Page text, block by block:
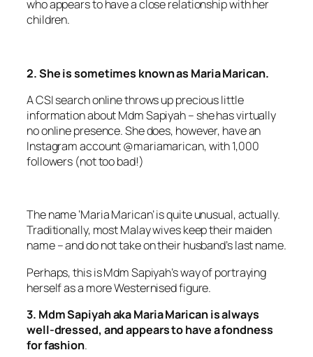
who appears to have a close relationship with her
children.
2. She is sometimes known as Maria Marican.
A CSI search online throws up precious little
information about Mdm Sapiyah – she has virtually
no online presence. She does, however, have an
Instagram account @mariamarican, with 1,000
followers (not too bad!)
The name ‘Maria Marican’ is quite unusual, actually.
Traditionally, most Malay wives keep their maiden
name – and do not take on their husband’s last name.
Perhaps, this is Mdm Sapiyah’s way of portraying
herself as a more Westernised figure.
3. Mdm Sapiyah aka Maria Marican is always
well-dressed, and appears to have a fondness
for fashion.